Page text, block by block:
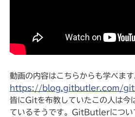
動画の内容はこちらからも学べます
https://blog.gitbutler.com/
皆にGitを布教していたこの人は
ているそうです。GitButlerにつ